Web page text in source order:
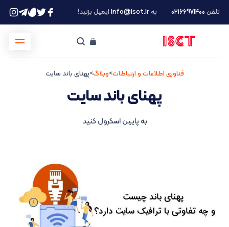
تلفن ۰۲۱66971400 بهinfo@isct.irایمیل بزنید!
فناوری اطلاعات و ارتباطات>وبلاگ>پهنای باند سایت
پهنای باند سایت
به پایین اسکرول کنید